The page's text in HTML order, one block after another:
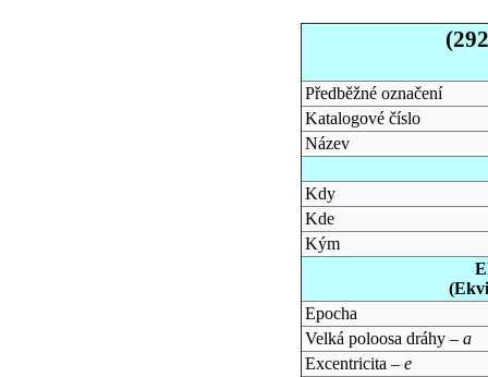
Předběžné označení
Katalogové číslo
Název
Kdy
Kde
Kým
Epocha
Velká poloosa dráhy – a
Excentricita – e